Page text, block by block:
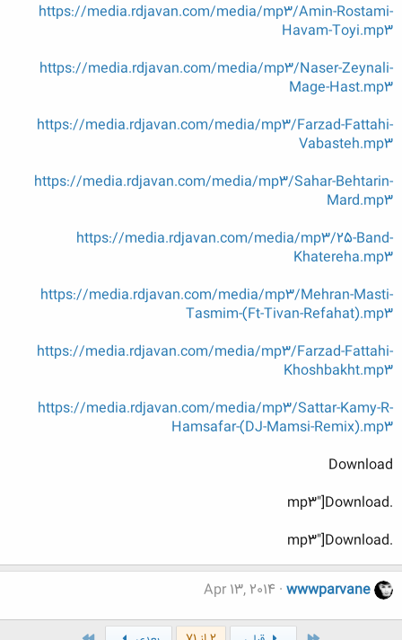
https://media.rdjavan.com/media/mp3/Amin-Rostami-
Havam-Toyi.mp3
https://media.rdjavan.com/media/mp3/Naser-Zeynali-
Mage-Hast.mp3
https://media.rdjavan.com/media/mp3/Farzad-Fattahi-
Vabasteh.mp3
https://media.rdjavan.com/media/mp3/Sahar-Behtarin-
Mard.mp3
https://media.rdjavan.com/media/mp3/25-Band-
Khatereha.mp3
https://media.rdjavan.com/media/mp3/Mehran-Masti-
Tasmim-(Ft-Tivan-Refahat).mp3
https://media.rdjavan.com/media/mp3/Farzad-Fattahi-
Khoshbakht.mp3
https://media.rdjavan.com/media/mp3/Sattar-Kamy-R-
Hamsafar-(DJ-Mamsi-Remix).mp3
Download
.mp3"]Download
.mp3"]Download
wwwparvane
Apr 13, 2014